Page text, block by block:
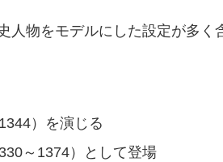
物をモデルにした設定が多く
）を演じる
～1374）として登場